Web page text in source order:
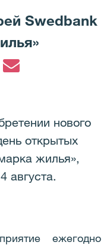
Swedbank
нового
открытых
жилья»,
августа.
ежегодно